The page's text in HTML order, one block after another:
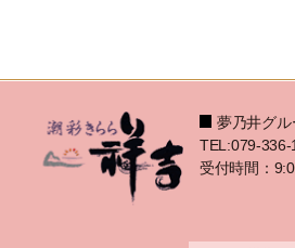
夢乃井グル
TEL:079-336-
受付時間：